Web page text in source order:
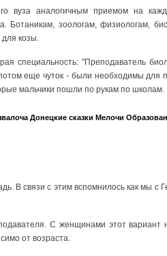
вуза аналогичным приемом на
Ботаникам, зоологам, физиологам,
для козы.
специальность: "Преподаватель
еще чуток - были необходимы для
мальчики пошли по рукам по школам.
Донецкие сказки Мелочи
В связи с этим вспомнилось как мы с
С женщинами этот вариант
от возраста.